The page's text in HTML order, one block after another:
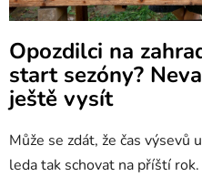
Opozdilci na
start sezóny?
ještě vysít
Může se zdát, že čas výsevů
leda tak schovat na příští